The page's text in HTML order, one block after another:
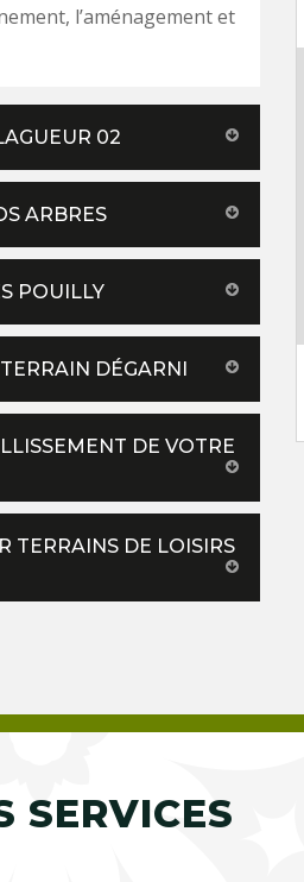
l’aménagement et
02
ARBRES
POUILLY
DÉGARNI
DE VOTRE
TERRAINS DE LOISIRS
SERVICES